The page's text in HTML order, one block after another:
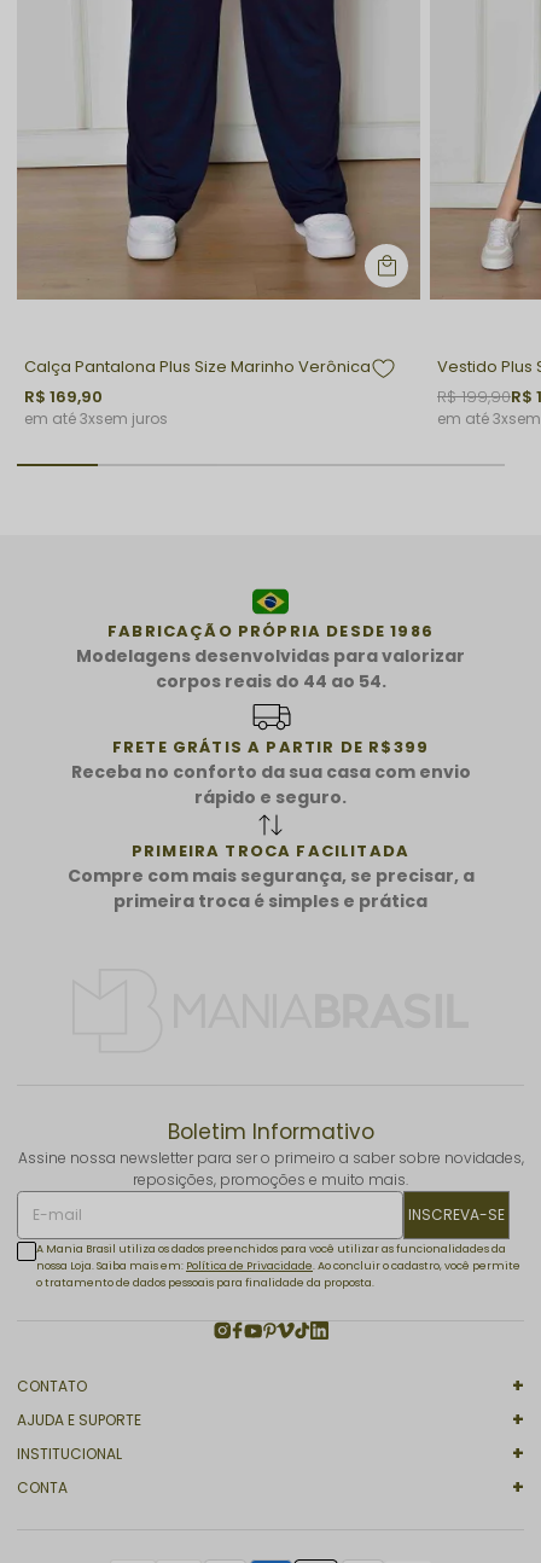
Calça Pantalona Plus Size Marinho Verônica
R$ 169,90
3xsem juros
R$ 199,90R$
3x
FABRICAÇÃO PRÓPRIA DESDE 1986
Modelagens desenvolvidas para valorizar
corpos reais do 44 ao 54.
FRETE GRÁTIS A PARTIR DE R$399
Receba no conforto da sua casa com envio
rápido e seguro.
PRIMEIRA TROCA FACILITADA
Compre com mais segurança, se precisar, a
primeira troca é simples e prática
CONTATO
AJUDA E SUPORTE
INSTITUCIONAL
CONTA
Boletim Informativo
Assine nossa newsletter para ser o primeiro a saber sobre novidades,
reposições, promoções e muito mais.
INSCREVA-SE
A Mania Brasil utiliza os dados preenchidos para você utilizar as funcionalidades da
nossa Loja. Saiba mais em: Política de Privacidade. Ao concluir o cadastro, você permite
o tratamento de dados pessoais para finalidade da proposta.